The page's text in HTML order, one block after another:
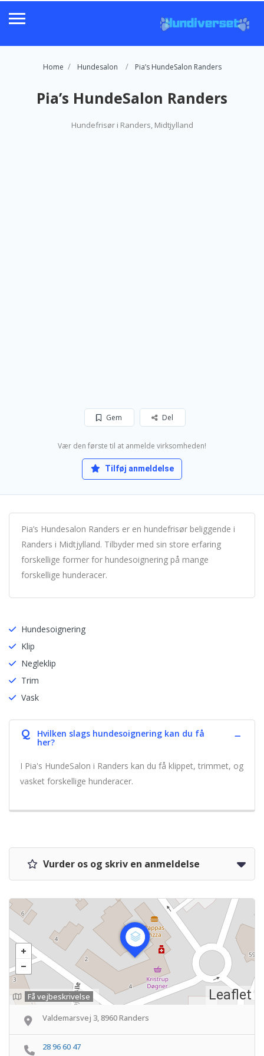
Home Hundesalon Pia’s HundeSalon Randers
Pia’s HundeSalon Randers
Hundefrisør i Randers, Midtjylland
Gem Del
Vær den første til at anmelde virksomheden!
Tilføj anmeldelse
Pia’s Hundesalon Randers er en hundefrisør beliggende i
Randers i Midtjylland. Tilbyder med sin store erfaring
forskellige former for hundesoignering på mange
forskellige hunderacer.
Hundesoignering
Klip
Negleklip
Trim
Vask
Q Hvilken slags hundesoignering kan du få
her?
I Pia's HundeSalon i Randers kan du få klippet, trimmet, og
vasket forskellige hunderacer.
Vurder os og skriv en anmeldelse
Leaflet
Få vejbeskrivelse
Valdemarsvej 3, 8960 Randers
28 96 60 47